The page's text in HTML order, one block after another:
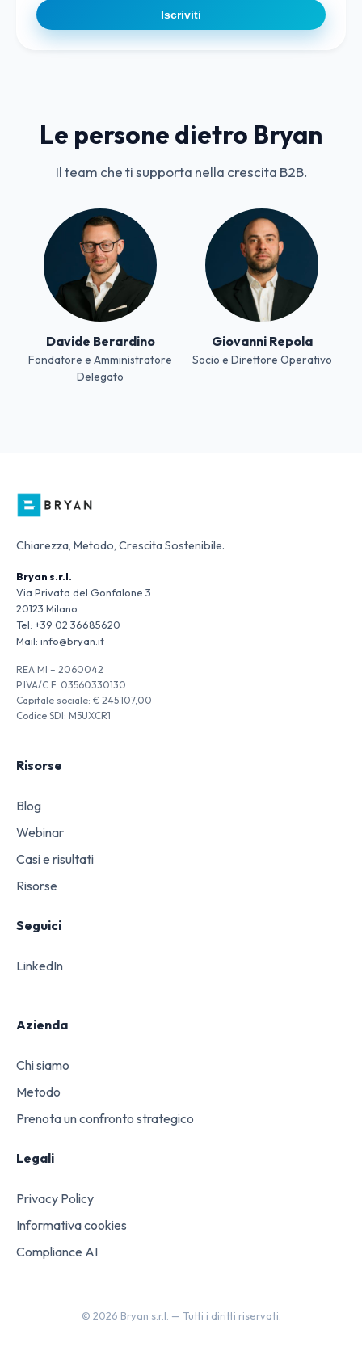
Iscriviti
Le persone dietro Bryan
Il team che ti supporta nella crescita B2B.
Davide Berardino
Fondatore e Amministratore
Delegato
Giovanni Repola
Socio e Direttore Operativo
Chiarezza, Metodo, Crescita Sostenibile.
Bryan s.r.l.
Via Privata del Gonfalone 3
20123 Milano
Tel: +39 02 36685620
Mail: info@bryan.it
REA MI – 2060042
P.IVA/C.F. 03560330130
Capitale sociale: € 245.107,00
Codice SDI: M5UXCR1
Risorse
Blog
Webinar
Casi e risultati
Risorse
Seguici
LinkedIn
Azienda
Chi siamo
Metodo
Prenota un confronto strategico
Legali
Privacy Policy
Informativa cookies
Compliance AI
© 2026 Bryan s.r.l. — Tutti i diritti riservati.